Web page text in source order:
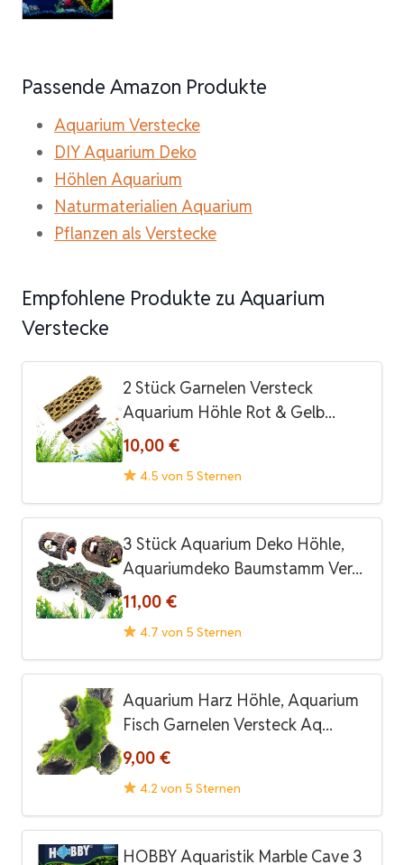
Passende Amazon Produkte
Aquarium Verstecke
DIY Aquarium Deko
Höhlen Aquarium
Naturmaterialien Aquarium
Pflanzen als Verstecke
Empfohlene Produkte zu Aquarium
Verstecke
2 Stück Garnelen Versteck
Aquarium Höhle Rot & Gelb...
10,00 €
4.5 von 5 Sternen
3 Stück Aquarium Deko Höhle,
Aquariumdeko Baumstamm Ver...
11,00 €
4.7 von 5 Sternen
Aquarium Harz Höhle, Aquarium
Fisch Garnelen Versteck Aq...
9,00 €
4.2 von 5 Sternen
HOBBY Aquaristik Marble Cave 3